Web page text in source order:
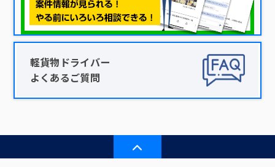
軽貨物ドライバー
よくあるご質問